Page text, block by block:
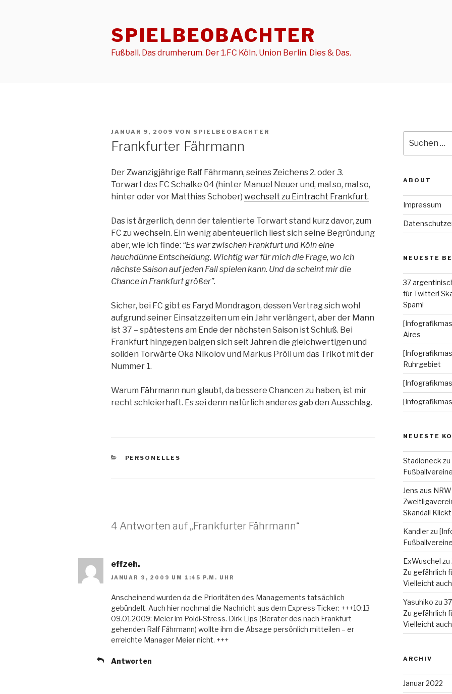
SPIELBEOBACHTER
Fußball. Das drumherum. Der 1.FC Köln. Union Berlin. Dies & Das.
VERÖFFENTLICHT
JANUAR 9, 2009 VON SPIELBEOBACHTER
Frankfurter Fährmann
Der Zwanzigjährige Ralf Fährmann, seines Zeichens 2. oder 3.
Torwart des FC Schalke 04 (hinter Manuel Neuer und, mal so, mal so,
hinter oder vor Matthias Schober) wechselt zu Eintracht Frankfurt.
Das ist ärgerlich, denn der talentierte Torwart stand kurz davor, zum
FC zu wechseln. Ein wenig abenteuerlich liest sich seine Begründung
aber, wie ich finde: “Es war zwischen Frankfurt und Köln eine
hauchdünne Entscheidung. Wichtig war für mich die Frage, wo ich
nächste Saison auf jeden Fall spielen kann. Und da scheint mir die
Chance in Frankfurt größer”.
Sicher, bei FC gibt es Faryd Mondragon, dessen Vertrag sich wohl
aufgrund seiner Einsatzzeiten um ein Jahr verlängert, aber der Mann
ist 37 – spätestens am Ende der nächsten Saison ist Schluß. Bei
Frankfurt hingegen balgen sich seit Jahren die gleichwertigen und
soliden Torwärte Oka Nikolov und Markus Pröll um das Trikot mit der
Nummer 1.
Warum Fährmann nun glaubt, da bessere Chancen zu haben, ist mir
recht schleierhaft. Es sei denn natürlich anderes gab den Ausschlag.
KATEGORIEN
PERSONELLES
4 Antworten auf „Frankfurter Fährmann“
effzeh.
JANUAR 9, 2009 UM 1:45 P.M. UHR
Anscheinend wurden da die Prioritäten des Managements tatsächlich
gebündelt. Auch hier nochmal die Nachricht aus dem Express-Ticker: +++10:13
09.01.2009: Meier im Poldi-Stress. Dirk Lips (Berater des nach Frankfurt
gehenden Ralf Fährmann) wollte ihm die Absage persönlich mitteilen – er
erreichte Manager Meier nicht. +++
Antworten
nach:
ABOUT
Impressum
NEUESTE
37
für Twitter!
Spam!
Aires
Ruhrgebiet
NEUESTE
Stadioneck zu
Jens aus NRW
Skandal!
Kandlerzu
ExWuschel zu
Zu gefährlich
Vielleicht
Yasuhiko zu
Zu gefährlich
Vielleicht
ARCHIV
Januar 2022